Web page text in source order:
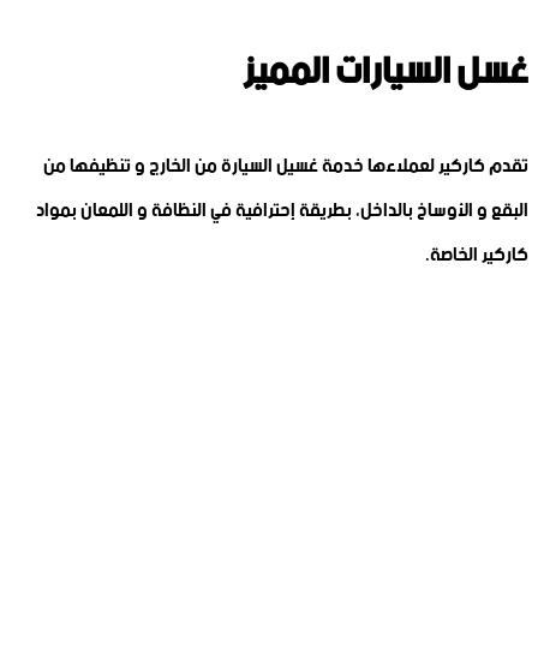
غسل السيارات المميز
تقدم كاركير لعملاءها خدمة غسيل السيارة من الخارج و تنظيفها من
البقع و الأوساخ بالداخل، بطريقة إحترافية في النظافة و اللمعان بمواد
كاركير الخاصة.